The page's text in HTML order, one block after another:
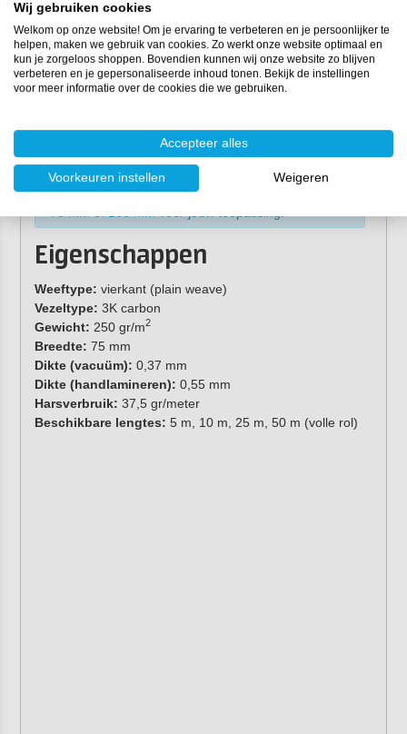
bij uitstek geschikt voor:
Brede hoekversterkingen bij composietconstructies
Buiswikkeling voor buizen met een grotere diameter
Versterking en reparatie van platen, panelen en
meer stabiliteit biedt
Wist je dat onze koolstof weefseltape verkrijgbaar
Eigenschappen
Weeftype: vierkant (plain weave)
Vezeltype: 3K carbon
Gewicht: 250 gr/m2
Breedte: 75 mm
Dikte (vacuüm): 0,37 mm
Dikte (handlamineren): 0,55 mm
Harsverbruik: 37,5 gr/meter
Beschikbare lengtes: 5 m, 10 m, 25 m, 50 m (volle rol)
Wij gebruiken cookies
Welkom op onze website! Om je ervaring te verbeteren en je persoonlijker te
helpen, maken we gebruik van cookies. Zo werkt onze website optimaal en
kun je zorgeloos shoppen. Bovendien kunnen wij onze website zo blijven
verbeteren en je gepersonaliseerde inhoud tonen. Bekijk de instellingen
voor meer informatie over de cookies die we gebruiken.
Accepteer alles
Voorkeuren instellen Weigeren